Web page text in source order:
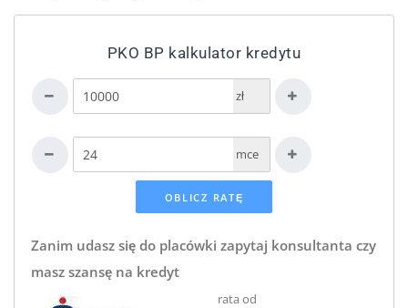
PKO BP kalkulator kredytu
zł
mce
Zanim udasz się do placówki zapytaj konsultanta czy
masz szansę na kredyt
rata od